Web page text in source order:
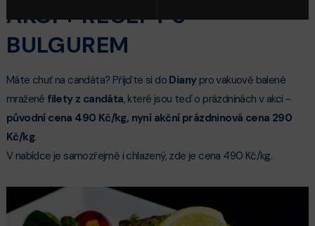
AKCI + RECEPT S
BULGUREM
Máte chuť na candáta? Přijďte si do Dianypro vakuově balené
mražené filety z candáta, které jsou teď o prázdninách v akci -
původní cena 490 Kč/kg, nyní akční prázdninová cena 290
Kč/kg.
V nabídce je samozřejmě i chlazený, zde je cena 490 Kč/kg.